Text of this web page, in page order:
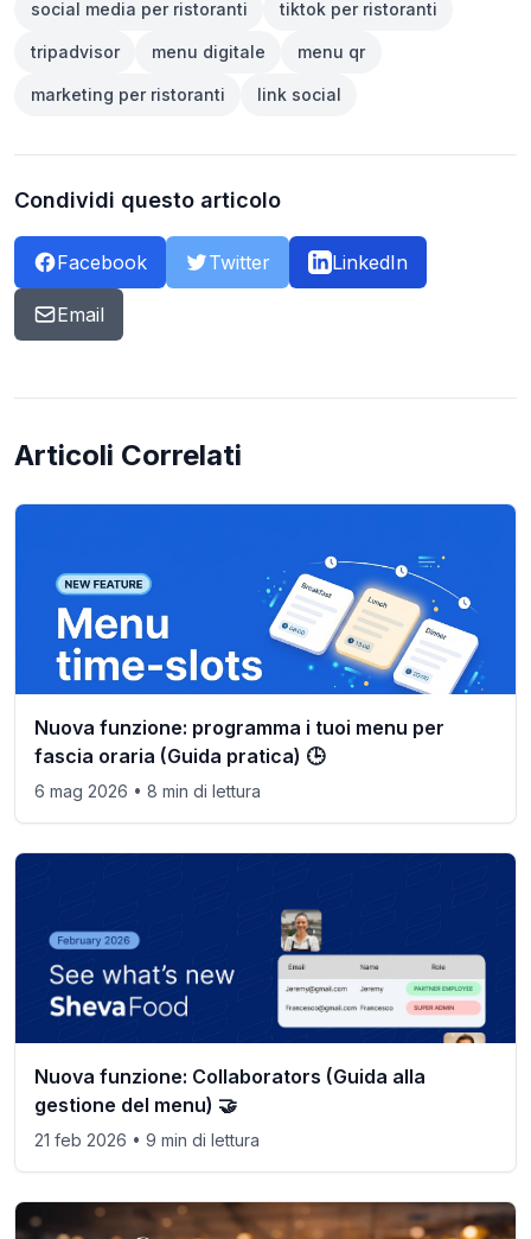
social media per ristoranti tiktok per ristoranti
tripadvisor menu digitale menu qr
marketing per ristoranti link social
Condividi questo articolo
Facebook Twitter LinkedIn
Email
Articoli Correlati
Nuova funzione: programma i tuoi menu per
fascia oraria (Guida pratica) 🕒
6 mag 2026 • 8 min di lettura
Nuova funzione: Collaborators (Guida alla
gestione del menu) 🤝
21 feb 2026 • 9 min di lettura